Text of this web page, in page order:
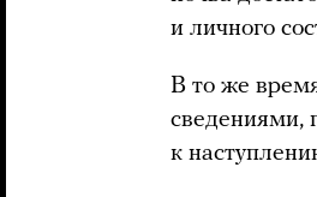
и личного
В то же
сведениями,
к